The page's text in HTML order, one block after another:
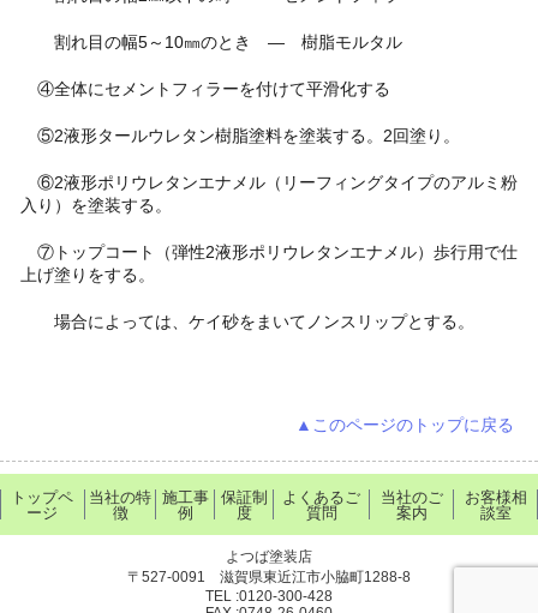
割れ目の幅5～10㎜のとき ― 樹脂モルタル
④全体にセメントフィラーを付けて平滑化する
⑤2液形タールウレタン樹脂塗料を塗装する。2回塗り。
⑥2液形ポリウレタンエナメル（リーフィングタイプのアルミ粉
入り）を塗装する。
⑦トップコート（弾性2液形ポリウレタンエナメル）歩行用で仕
上げ塗りをする。
場合によっては、ケイ砂をまいてノンスリップとする。
▲このページのトップに戻る
トップペ
ージ
当社の特
徴
施工事
例
保証制
度
よくあるご
質問
当社のご
案内
お客様相
談室
よつば塗装店
〒527-0091 滋賀県東近江市小脇町1288-8
TEL :0120-300-428